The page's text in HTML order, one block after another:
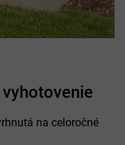
na celoročné